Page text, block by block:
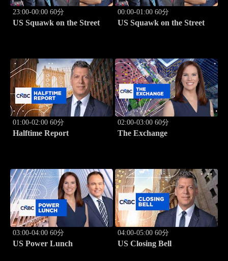
23:00-00:00 60分
US Squawk on the Street
00:00-01:00 60分
US Squawk on the Street
01:00-02:00 60分
Halftime Report
02:00-03:00 60分
The Exchange
03:00-04:00 60分
US Power Lunch
04:00-05:00 60分
US Closing Bell